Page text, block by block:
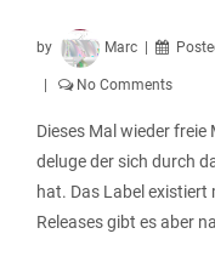
by Marc
No Comments
Dieses Mal wieder freie
deluge der sich durch
hat. Das Label existiert
Releases gibt es aber